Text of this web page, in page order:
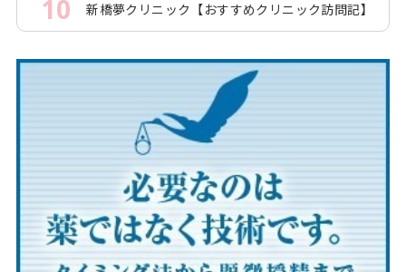
10 新橋夢クリニック【おすすめクリニック訪問記】